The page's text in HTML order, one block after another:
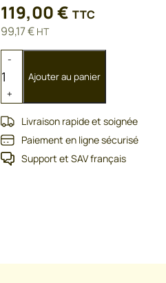
119,00€ TTC
99,17€ HT
quantité
de
coupante
-
+
Ajouter au panier
Livraison rapide et soignée
Paiement en ligne sécurisé
Support et SAV français